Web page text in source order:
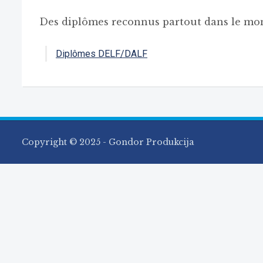
Des diplômes reconnus partout dans le
Diplômes DELF/DALF
Copyright © 2025 - Gondor Produkcija